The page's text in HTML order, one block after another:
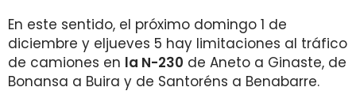
En este sentido, el próximo domingo 1 de
diciembre y eljueves 5 hay limitaciones al tráfico
de camiones en la N-230 de Aneto a Ginaste, de
Bonansa a Buira y de Santoréns a Benabarre.